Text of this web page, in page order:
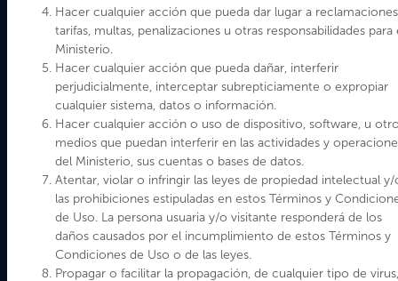
Hacer cualquier acción que pueda dar lugar a
tarifas, multas, penalizaciones u otras responsabilidades para
Ministerio.
Hacer cualquier acción que pueda dañar, interferir
perjudicialmente, interceptar subrepticiamente o expropiar
cualquier sistema, datos o información.
Hacer cualquier acción o uso de dispositivo, software, u
medios que puedan interferir en las actividades y
del Ministerio, sus cuentas o bases de datos.
Atentar, violar o infringir las leyes de propiedad intelectual y/
las prohibiciones estipuladas en estos Términos y
de Uso. La persona usuaria y/o visitante responderá de los
daños causados por el incumplimiento de estos Términos y
Condiciones de Uso o de las leyes.
Propagar o facilitar la propagación, de cualquier tipo de virus,
Ministerio de las Culturas, las Artes y el Patrimonio
Gobierno de Chile
Dirección Valparaíso: Plaza Sotomayor 233. Teléfono: (32)
2326400
Dirección Santiago: Paseo Ahumada 48, Pisos 4, 5, 6, 7, 8 y 11.
Teléfonos: 226189000 - 226189001
Formulario de atención ciudadana Subsecretaría de las Culturas y